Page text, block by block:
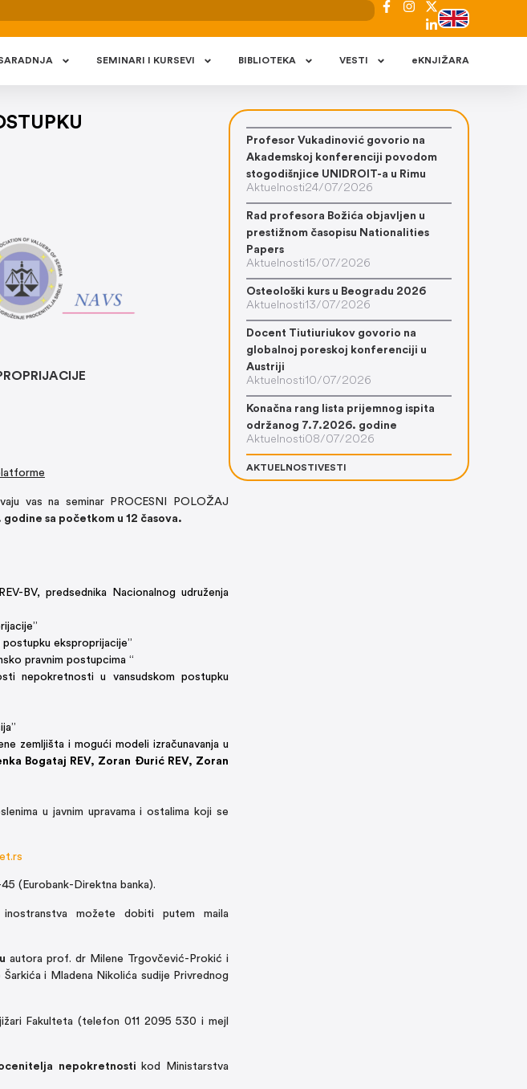
SEMINARI I KURSEVI BIBLIOTEKA VESTI eKNJIŽARA
vas na seminar PROCESNI POLOŽAJ
sa početkom u 12 časova.
BV, predsednika Nacionalnog udruženja
postupku eksproprijacije”
pravnim postupcima “
nepokretnosti u vansudskom postupku
zemljišta i mogući modeli izračunavanja u
Bogataj REV, Zoran Đurić REV, Zoran
u javnim upravama i ostalima koji se
(Eurobank-Direktna banka).
možete dobiti putem maila
autora prof. dr Milene Trgovčević-Prokić i
i Mladena Nikolića sudije Privrednog
Fakulteta (telefon 011 2095 530 i mejl
nepokretnosti kod Ministarstva
Profesor Vukadinović govorio na
Akademskoj konferenciji povodom
stogodišnjice UNIDROIT-a u Rimu
Aktuelnosti24/07/2026
Rad profesora Božića objavljen u
prestižnom časopisu Nationalities
Papers
Aktuelnosti15/07/2026
Osteološki kurs u Beogradu 2026
Aktuelnosti13/07/2026
Docent Tiutiuriukov govorio na
globalnoj poreskoj konferenciji u
Austriji
Aktuelnosti10/07/2026
Konačna rang lista prijemnog ispita
održanog 7.7.2026. godine
Aktuelnosti08/07/2026
AKTUELNOSTI VESTI